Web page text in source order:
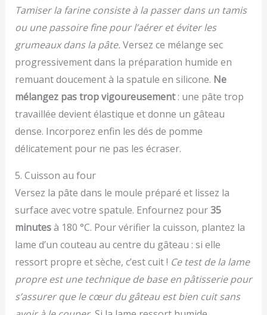
Tamiser la farine consiste à la passer dans un tamis
ou une passoire fine pour l’aérer et éviter les
grumeaux dans la pâte. Versez ce mélange sec
progressivement dans la préparation humide en
remuant doucement à la spatule en silicone. Ne
mélangez pas trop vigoureusement: une pâte trop
travaillée devient élastique et donne un gâteau
dense. Incorporez enfin les dés de pomme
délicatement pour ne pas les écraser.
5. Cuisson au four
Versez la pâte dans le moule préparé et lissez la
surface avec votre spatule. Enfournez pour35
minutesà 180 °C. Pour vérifier la cuisson, plantez la
lame d’un couteau au centre du gâteau : si elle
ressort propre et sèche, c’est cuit ! Ce test de la lame
propre est une technique de base en pâtisserie pour
s’assurer que le cœur du gâteau est bien cuit sans